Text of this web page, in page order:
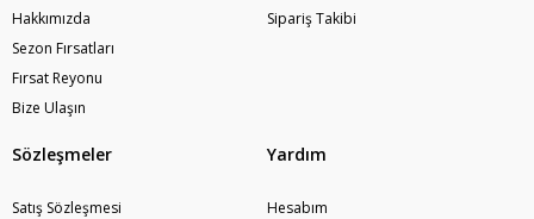
Hakkımızda
Sezon Fırsatları
Fırsat Reyonu
Bize Ulaşın
Sipariş Takibi
Sözleşmeler
Satış Sözleşmesi
Yardım
Hesabım